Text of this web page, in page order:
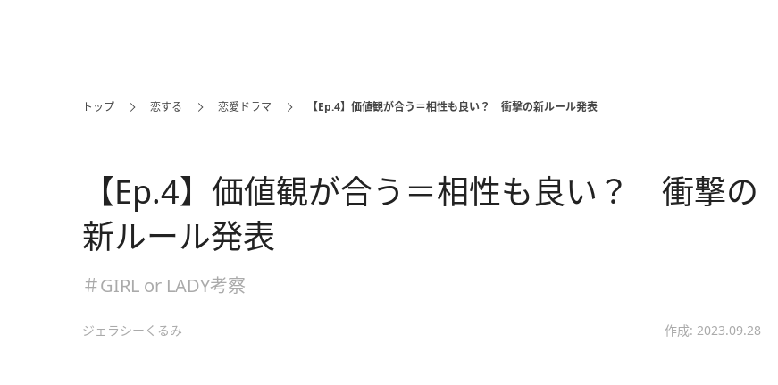
トップ 恋する 恋愛ドラマ 【Ep.4】価値観が合う＝相性も良い？ 衝撃の新ルール発表
【Ep.4】価値観が合う＝相性も良い？ 衝撃の
新ルール発表
＃GIRL or LADY考察
ジェラシーくるみ 作成: 2023.09.28